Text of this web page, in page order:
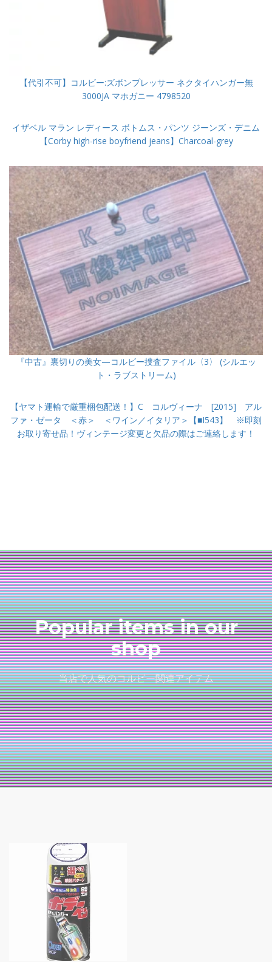
【代引不可】コルビー:ズボンプレッサー ネクタイハンガー無
3000JA マホガニー 4798520
イザベル マラン レディース ボトムス・パンツ ジーンズ・デニム
【Corby high-rise boyfriend jeans】Charcoal-grey
『中古』裏切りの美女—コルビー捜査ファイル〈3〉 (シルエッ
ト・ラブストリーム)
【ヤマト運輸で厳重梱包配送！】C コルヴィーナ [2015] アル
ファ・ゼータ ＜赤＞ ＜ワイン／イタリア＞【■I543】 ※即刻
お取り寄せ品！ヴィンテージ変更と欠品の際はご連絡します！
Popular items in our
shop
当店で人気のコルビー関連アイテム